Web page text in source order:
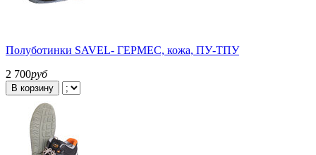
Полуботинки SAVEL- ГЕРМЕС, кожа, ПУ-ТПУ
2 700руб
В корзину